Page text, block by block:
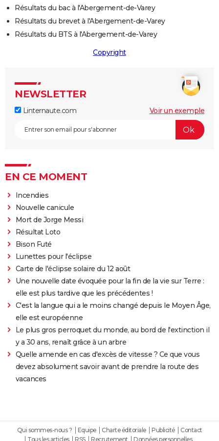
Résultats du bac à l'Abergement-de-Varey
Résultats du brevet à l'Abergement-de-Varey
Résultats du BTS à l'Abergement-de-Varey
Copyright
NEWSLETTER
Linternaute.com Voir un exemple
EN CE MOMENT
Incendies
Nouvelle canicule
Mort de Jorge Messi
Résultat Loto
Bison Futé
Lunettes pour l'éclipse
Carte de l'éclipse solaire du 12 août
Une nouvelle date évoquée pour la fin de la vie sur Terre :
elle est plus tardive que les précédentes !
C'est la langue qui a le moins changé depuis le Moyen Âge,
elle est européenne
Le plus gros perroquet du monde, au bord de l'extinction il
y a 30 ans, renaît grâce à un arbre
Quelle amende en cas d'excès de vitesse ? Ce que vous
devez absolument savoir avant de prendre la route des
vacances
Qui sommes-nous ? Equipe Charte éditoriale Publicité
Contact
Tous les articles
RSS Recrutement Données personnelles